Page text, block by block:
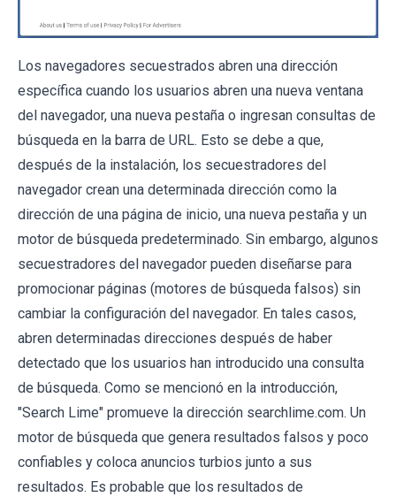
Los navegadores secuestrados abren una dirección
específica cuando los usuarios abren una nueva ventana
del navegador, una nueva pestaña o ingresan consultas de
búsqueda en la barra de URL. Esto se debe a que,
después de la instalación, los secuestradores del
navegador crean una determinada dirección como la
dirección de una página de inicio, una nueva pestaña y un
motor de búsqueda predeterminado. Sin embargo, algunos
secuestradores del navegador pueden diseñarse para
promocionar páginas (motores de búsqueda falsos) sin
cambiar la configuración del navegador. En tales casos,
abren determinadas direcciones después de haber
detectado que los usuarios han introducido una consulta
de búsqueda. Como se mencionó en la introducción,
"Search Lime" promueve la dirección searchlime.com. Un
motor de búsqueda que genera resultados falsos y poco
confiables y coloca anuncios turbios junto a sus
resultados. Es probable que los resultados de